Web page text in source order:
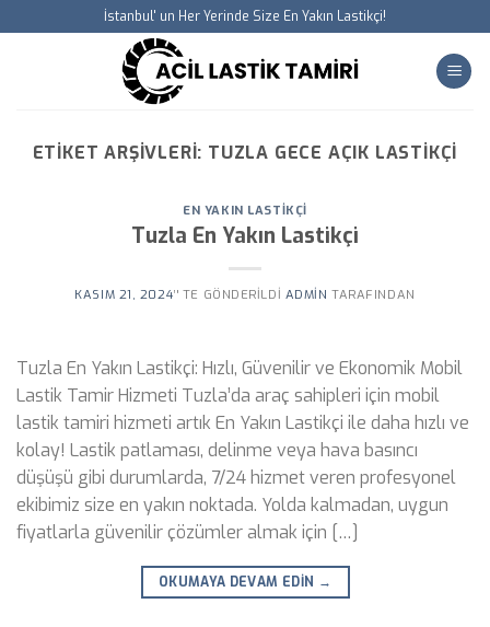
to
İstanbul' un Her Yerinde Size En Yakın Lastikçi!
ETIKET ARŞIVLERI: TUZLA GECE AÇIK LASTIKÇI
EN YAKIN LASTIKÇI
Tuzla En Yakın Lastikçi
KASIM 21, 2024’' TE GÖNDERILDI ADMIN TARAFINDAN
Tuzla En Yakın Lastikçi: Hızlı, Güvenilir ve Ekonomik Mobil
Lastik Tamir Hizmeti Tuzla’da araç sahipleri için mobil
lastik tamiri hizmeti artık En Yakın Lastikçi ile daha hızlı ve
kolay! Lastik patlaması, delinme veya hava basıncı
düşüşü gibi durumlarda, 7/24 hizmet veren profesyonel
ekibimiz size en yakın noktada. Yolda kalmadan, uygun
fiyatlarla güvenilir çözümler almak için […]
OKUMAYA DEVAM EDIN →